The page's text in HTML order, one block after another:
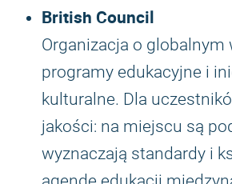
British Council
Organizacja o globalnym
programy edukacyjne i
kulturalne. Dla
jakości: na miejscu są
wyznaczają standardy i